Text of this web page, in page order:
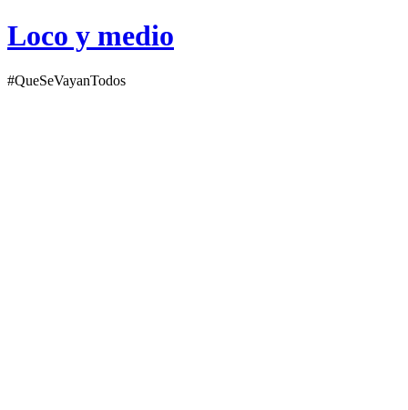
Loco y medio
#QueSeVayanTodos